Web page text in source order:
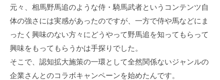
元々、相馬野馬追のような侍・騎馬武者というコンテンツ自
体の強さには実感があったのですが、一方で侍や馬などにま
ったく興味のない方々にどうやって野馬追を知ってもらって
興味をもってもらうかは手探りでした。
そこで、認知拡大施策の一環として全然関係ないジャンルの
企業さんとのコラボキャンペーンを始めたんです。